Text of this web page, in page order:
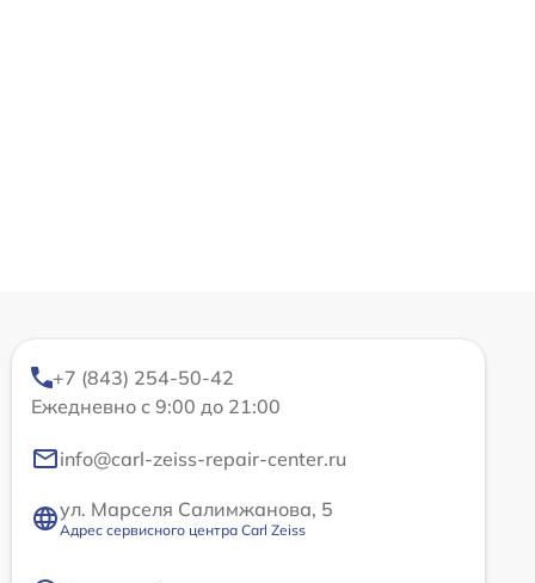
+7 (843) 254-50-42
Ежедневно с 9:00 до 21:00
info@carl-zeiss-repair-center.ru
ул. Марселя Салимжанова, 5
Адрес сервисного центра Carl Zeiss